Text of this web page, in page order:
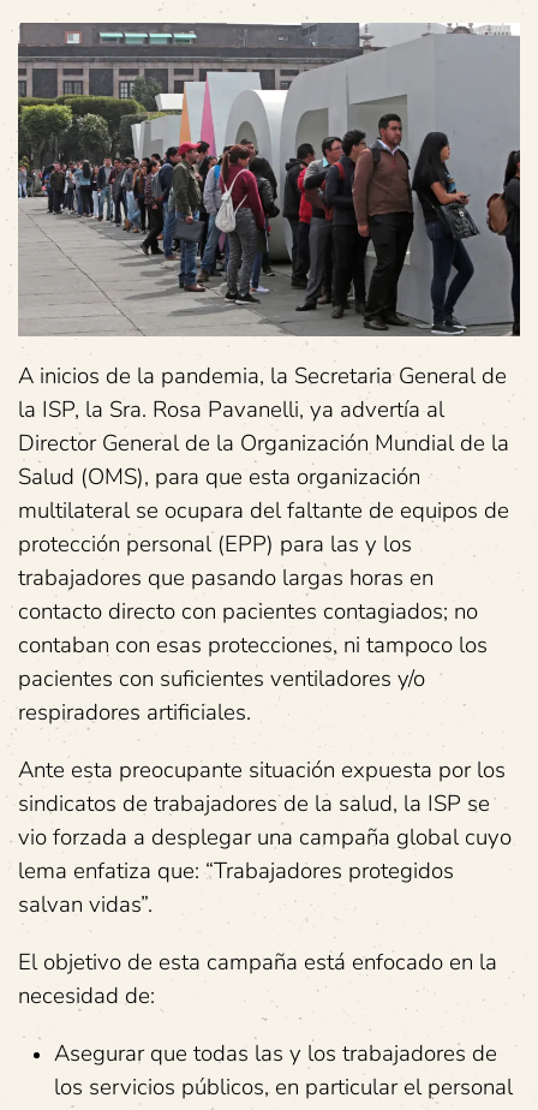
A inicios de la pandemia, la Secretaria General de
la ISP, la Sra. Rosa Pavanelli, ya advertía al
Director General de la Organización Mundial de la
Salud (OMS), para que esta organización
multilateral se ocupara del faltante de equipos de
protección personal (EPP) para las y los
trabajadores que pasando largas horas en
contacto directo con pacientes contagiados; no
contaban con esas protecciones, ni tampoco los
pacientes con suficientes ventiladores y/o
respiradores artificiales.
Ante esta preocupante situación expuesta por los
sindicatos de trabajadores de la salud, la ISP se
vio forzada a desplegar una campaña global cuyo
lema enfatiza que: “Trabajadores protegidos
salvan vidas”.
El objetivo de esta campaña está enfocado en la
necesidad de:
Asegurar que todas las y los trabajadores de
los servicios públicos, en particular el personal